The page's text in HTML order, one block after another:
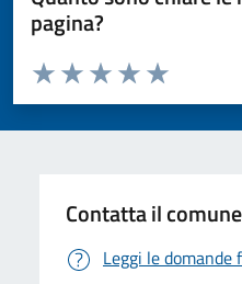
pagina?
Valuta da 1 a 5 stelle la pagina
Valuta 5
Valuta 4 stelle
Valuta 3 stelle su 5
Valuta 2 stelle su 5
Valuta 1 stelle su 5
Contatta il comune
Leggi le domande